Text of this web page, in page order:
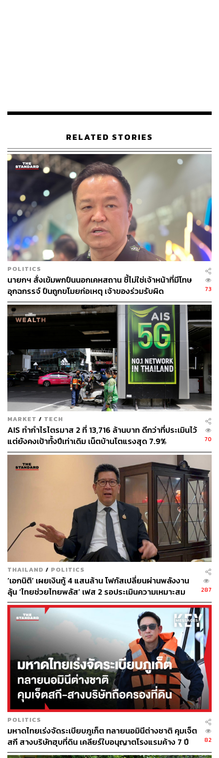
2) ไม่เป็นบุคคลต้องห้าม 9 กลุ่ม ดังต่อไปนี้
ภิกษุ สามเณร นักพรต หรือนักบวช
ผู้ต้องขัง ผู้ถูกกักกัน ผู้ต้องกักขัง บุคคลที่อยู่ในสถาน
สงเคราะห์ของรัฐ นักเรียน นักศึกษา
ข้าราชการ พนักงานราชการ หรือผู้ดำรงตำแหน่ง
ทางการเมือง
พนักงาน ลูกจ้าง หรือเจ้าหน้าที่ของหน่วยงานของรัฐที่
มีรายได้เกิน 100,000 บาทต่อปี
ผู้รับบำนาญ เบี้ยหวัด หรือบำเหน็จรายเดือนจากภาครัฐ
ผู้ถือหุ้น กรรมการบริษัท หรือหุ้นส่วนในห้างหุ้นส่วน
ผู้มีบัญชีซื้อขายหลักทรัพย์หรือถือครองตราสารหนี้
ผู้มีกรมธรรม์ประกันชีวิตประเภทสามัญและชำระเบี้ย
ประกันตั้งแต่ 12,000 บาทต่อปีขึ้นไป
ผู้ที่ถูกนำชื่อไปใช้สิทธิลดหย่อนในการคำนวณภาษีเงิน
ได้ในฐานะบิดา มารดา คู่สมรส หรือบุตร
3) มีรายได้หรือมีการจ่ายเงินให้แก่บุคคลใดไม่เกิน 100,000
บาทต่อปี
4) ไม่มีบัตรเครดิต
5) ไม่มีวงเงินสินเชื่อรวมทุกประเภทเกิน 100,000 บาท
6) ไม่มีเงินฝาก สลาก รวมกันเกิน 100,000 บาทต่อปี
7) ไม่เป็นผู้มีกรรมสิทธิ์ในอสังหาริมทรัพย์ หรือเป็นผู้มี
กรรมสิทธิ์ในอสังหาริมทรัพย์ ดังต่อไปนี้
ห้องชุดรวมกันทุกแห่ง ต้องมีพื้นที่ไม่เกิน 35 ตาราง
เมตร
บ้านเดี่ยว ทาวน์เฮาส์ ห้องแถว และตึกแถว รวมกันทุก
แห่ง ต้องมีพื้นที่ไม่เกิน 25 ตารางวา
กรณีเป็นเกษตรกร ที่ดินและที่อยู่อาศัยรวมกันไม่เกิน 10
ไร่
กรณีไม่ได้เป็นเกษตรกร มีที่ดินและที่อยู่อาศัยรวมกันไม่
เกิน 1 ไร่
8) ไม่มีกรรมสิทธิ์ในรถยนต์หรือยานพาหนะอื่น ยกเว้น รถ
จักรยานยนต์ที่มีขนาดความจุของกระบอกสูบไม่เกิน 300 ซีซี
รถยนต์สามล้อ รถยนต์สี่ล้อเล็กรับจ้าง หรือรถใช้งาน
เกษตรกรรม ประเภทละไม่เกิน 1 คัน
RELATED STORIES
POLITICS
นายกฯ สั่งเข้มพกปืนนอกเคหสถาน ชี้ไม่ใช่เจ้าหน้าที่มีโทษ
อุกฉกรรจ์ ปืนถูกขโมยก่อเหตุ เจ้าของร่วมรับผิด
73
MARKET / TECH
AIS ทำกำไรไตรมาส 2 ที่ 13,716 ล้านบาท ดีกว่าที่ประเมินไว้
แต่ยังคงเป้าทั้งปีเท่าเดิม เน็ตบ้านโตแรงสุด 7.9%
70
THAILAND / POLITICS
‘เอกนิติ’ เผยเงินกู้ 4 แสนล้าน โฟกัสเปลี่ยนผ่านพลังงาน
ลุ้น ‘ไทยช่วยไทยพลัส’ เฟส 2 รอประเมินความเหมาะสม
287
POLITICS
มหาดไทยเร่งจัดระเบียบภูเก็ต ทลายนอมินีต่างชาติ คุมเจ็ต
สกี สางบริษัทฮุบที่ดิน เคลียร์ใบอนุญาตโรงแรมค้าง 7 ปี
82